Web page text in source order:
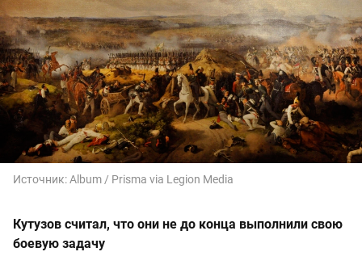
Источник:Album / Prisma via Legion Media
Кутузов считал, что они не до конца выполнили свою
боевую задачу